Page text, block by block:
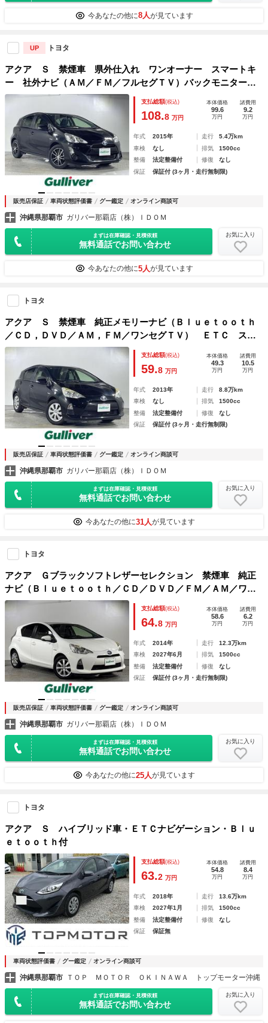
今あなたの他に8人が見ています
UP トヨタ
アクア Ｓ 禁煙車 県外仕入れ ワンオーナー スマートキ
ー 社外ナビ（ＡＭ／ＦＭ／フルセグＴＶ）バックモニター
ドライブレコーダー ビルトインＥＴＣ 横滑り防止装置 純
正スタッドレスアルミホイール（積載）
支払総額(税込)
108.8 万円
本体価格
99.6
万円
諸費用
9.2
万円
年式 2015年 走行
5.4万km
車検
なし 排気
1500cc
整備
法定整備付 修復
なし
保証
保証付 (3ヶ月・走行無制限)
販売店保証 車両状態評価書 グー鑑定 オンライン商談可
沖縄県那覇市 ガリバー那覇店（株）ＩＤＯＭ
まずは在庫確認・見積依頼
無料通話でお問い合わせ
お気に入り
今あなたの他に5人が見ています
トヨタ
アクア Ｓ 禁煙車 純正メモリーナビ（Ｂｌｕｅｔｏｏｔｈ
／ＣＤ，ＤＶＤ／ＡＭ，ＦＭ／ワンセグＴＶ） ＥＴＣ スマ
ートキー プッシュスタート オートライト 電格ミラー 純
正フロアマット 盗難防止装置 ドアバイザー
支払総額(税込)
59.8 万円
本体価格
49.3
万円
諸費用
10.5
万円
年式 2013年 走行
8.8万km
車検
なし 排気
1500cc
整備
法定整備付 修復
なし
保証
保証付 (3ヶ月・走行無制限)
販売店保証 車両状態評価書 グー鑑定 オンライン商談可
沖縄県那覇市 ガリバー那覇店（株）ＩＤＯＭ
まずは在庫確認・見積依頼
無料通話でお問い合わせ
お気に入り
今あなたの他に31人が見ています
トヨタ
アクア Ｇブラックソフトレザーセレクション 禁煙車 純正
ナビ（Ｂｌｕｅｔｏｏｔｈ／ＣＤ／ＤＶＤ／ＦＭ／ＡＭ／ワン
セグＴＶ） バックカメラ ＥＴＣ プッシュスタート スマ
ートキー オートライト 純正１５インチアルミホイール 純
正フロアマット
支払総額(税込)
64.8 万円
本体価格
58.6
万円
諸費用
6.2
万円
年式 2014年 走行
12.3万km
車検
2027年6月 排気
1500cc
整備
法定整備付 修復
なし
保証
保証付 (3ヶ月・走行無制限)
販売店保証 車両状態評価書 グー鑑定 オンライン商談可
沖縄県那覇市 ガリバー那覇店（株）ＩＤＯＭ
まずは在庫確認・見積依頼
無料通話でお問い合わせ
お気に入り
今あなたの他に25人が見ています
トヨタ
アクア Ｓ ハイブリッド車・ＥＴＣナビゲーション・Ｂｌｕ
ｅｔｏｏｔｈ付
支払総額(税込)
63.2 万円
本体価格
54.8
万円
諸費用
8.4
万円
年式 2018年 走行
13.6万km
車検
2027年1月 排気
1500cc
整備
法定整備付 修復
なし
保証
保証無
車両状態評価書 グー鑑定 オンライン商談可
沖縄県那覇市 ＴＯＰ ＭＯＴＯＲ ＯＫＩＮＡＷＡ トップモーター沖縄
まずは在庫確認・見積依頼
無料通話でお問い合わせ
お気に入り